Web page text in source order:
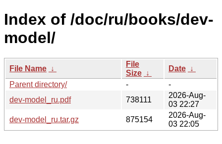
Index of /doc/ru/books/dev-
model/
File Name ↓
File
Size ↓
Date ↓
Parent directory/
-
-
dev-model_ru.pdf
738111
2026-Aug-
03 22:27
dev-model_ru.tar.gz
875154
2026-Aug-
03 22:05